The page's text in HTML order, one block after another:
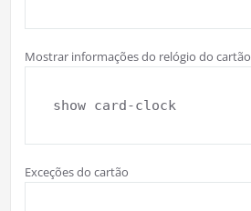
Mostrar informações do relógio do cartão
show card-clock
Exceções do cartão